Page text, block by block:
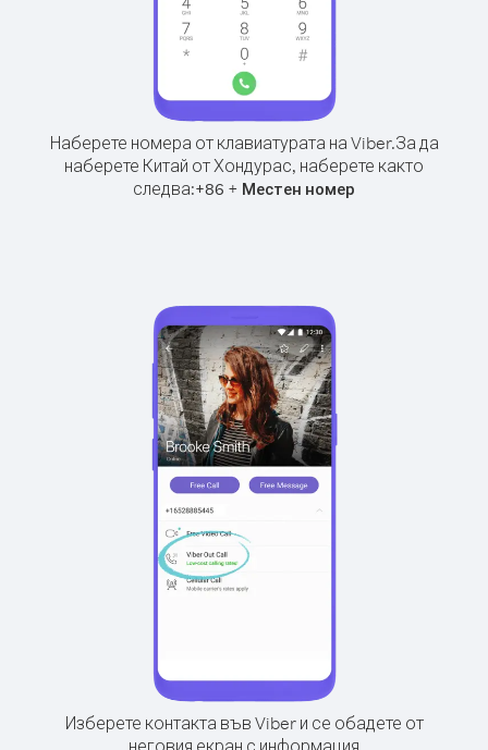
Наберете номера от клавиатурата на Viber.За да
наберете Китай от Хондурас, наберете както
следва:+86 + Местен номер
Изберете контакта във Viber и се обадете от
неговия екран с информация